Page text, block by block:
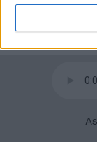
paginii web.